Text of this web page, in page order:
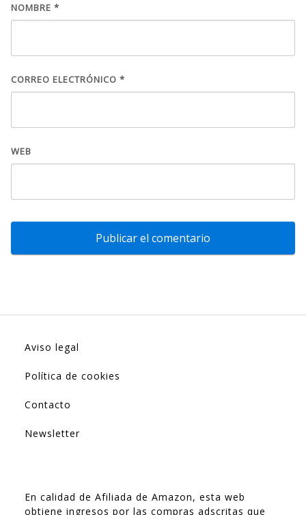
NOMBRE *
CORREO ELECTRÓNICO *
WEB
Aviso legal
Política de cookies
Contacto
Newsletter
En calidad de Afiliada de Amazon, esta web
obtiene ingresos por las compras adscritas que